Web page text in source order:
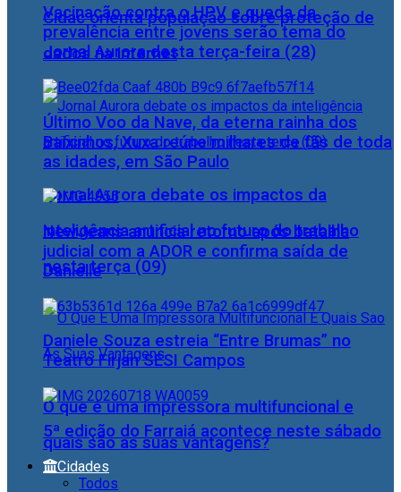
Cidac orienta população sobre proteção de
dados na internet
Jornal Aurora debate os impactos da
inteligência artificial no futuro do trabalho
nesta terça (09)
O que é uma impressora multifuncional e
quais são as suas vantagens?
Vacinação contra o HPV e queda da
prevalência entre jovens serão tema do
Jornal Aurora desta terça-feira (28)
Último Voo da Nave, da eterna rainha dos
Baixinhos, Xuxa reúne milhares de fãs de toda
as idades, em São Paulo
NewJeans anuncia retorno após batalha
judicial com a ADOR e confirma saída de
Danielle
Daniele Souza estreia “Entre Brumas” no
Teatro Firjan SESI Campos
5ª edição do Farraiá acontece neste sábado
Cidades
Todos